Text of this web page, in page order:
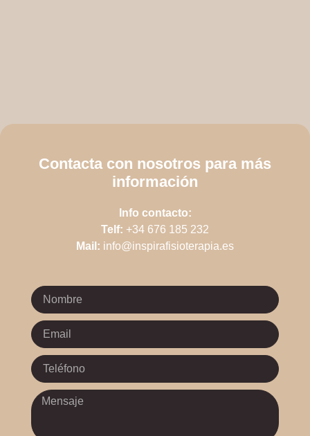
Contacta con nosotros para más
información
Info contacto:
Telf: +34 676 185 232
Mail: info@inspirafisioterapia.es